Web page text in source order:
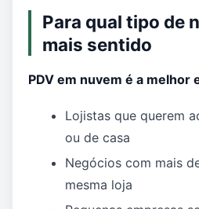
Para qual tipo de
mais sentido
PDV em nuvem é a melhor
Lojistas que querem
ou de casa
Negócios com mais
mesma loja